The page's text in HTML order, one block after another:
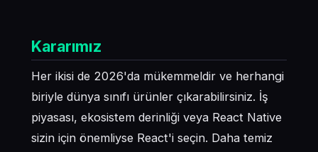
Kararımız
Her ikisi de 2026'da mükemmeldir ve herhangi
biriyle dünya sınıfı ürünler çıkarabilirsiniz. İş
piyasası, ekosistem derinliği veya React Native
sizin için önemliyse React'i seçin. Daha temiz